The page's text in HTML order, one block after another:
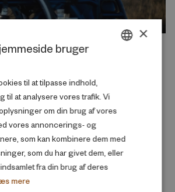
om støtte til
laver løbende opslag om
til forskningsprojekter inden for
har relevans for
økonomiske og sociale
×
bruger
til at tilpasse indhold,
til at analysere vores trafik. Vi
om din brug af vores
vores annoncerings- og
som kan kombinere dem med
som du har givet dem, eller
fra din brug af deres
mere